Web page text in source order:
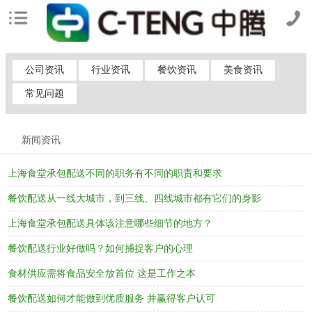
公司资讯 行业资讯 餐饮资讯 美食资讯
常见问题
新闻资讯
上海食堂承包配送不同的职务有不同的职责和要求
餐饮配送从一线大城市，到三线、四线城市都有它们的身影
上海食堂承包配送具体该注意哪些细节的地方？
餐饮配送行业好做吗？如何捕捉客户的心理
食材供应需将食品安全放首位 这是工作之本
餐饮配送如何才能做到优质服务 并赢得客户认可